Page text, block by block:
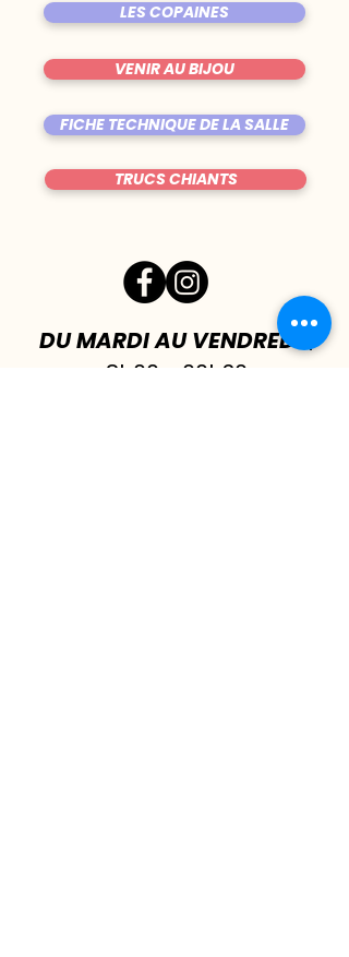
LES COPAINES
VENIR AU BIJOU
FICHE TECHNIQUE DE LA SALLE
TRUCS CHIANTS
DU MARDI AU VENDREDI |
8h00 - 00h30